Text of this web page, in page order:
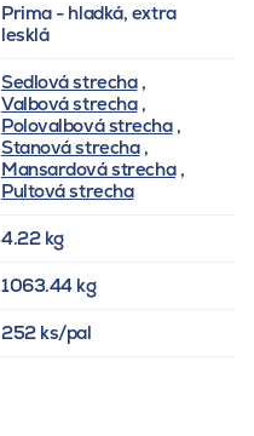
Prima - hladká, extra
lesklá
Sedlová strecha,
Valbová strecha,
Polovalbová strecha,
Stanová strecha,
Mansardová strecha,
Pultová strecha
4.22 kg
1063.44 kg
252 ks/pal